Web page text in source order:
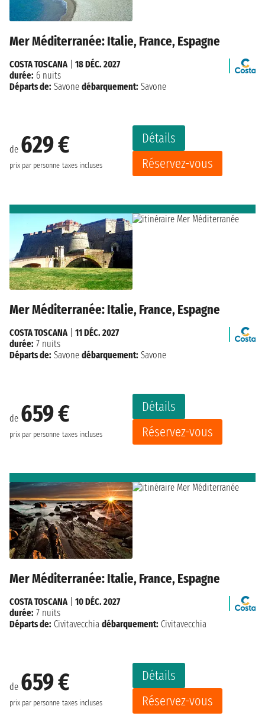
Mer Méditerranée: Italie, France, Espagne
de 629 €
prix par personne taxes incluses
Détails
Réservez-vous
COSTA TOSCANA| 18 DÉC. 2027
durée: 6 nuits
Départs de: Savone débarquement: Savone
Mer Méditerranée: Italie, France, Espagne
de 659 €
prix par personne taxes incluses
Détails
Réservez-vous
COSTA TOSCANA| 11 DÉC. 2027
durée: 7 nuits
Départs de: Savone débarquement: Savone
Mer Méditerranée: Italie, France, Espagne
de 659 €
prix par personne taxes incluses
Détails
Réservez-vous
COSTA TOSCANA| 10 DÉC. 2027
durée: 7 nuits
Départs de: Civitavecchia débarquement: Civitavecchia